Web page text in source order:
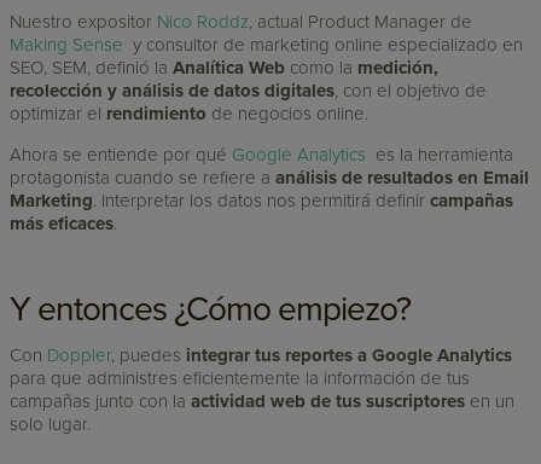
Nuestro expositor Nico Roddz, actual Product Manager de
Making Sense y consultor de marketing online especializado en
SEO, SEM, definió laAnalítica Web como la medición,
recolección y análisis de datos digitales, con el objetivo de
optimizar el rendimiento de negocios online.
Ahora se entiende por qué Google Analytics es la herramienta
protagonista cuando se refiere aanálisis de resultados en Email
Marketing. Interpretar los datos nos permitirá definircampañas
más eficaces.
Y entonces ¿Cómo empiezo?
Con Doppler, puedes integrar tus reportes a Google Analytics
para que administres eficientemente la información de tus
campañas junto con la actividad web de tus suscriptores en un
solo lugar.